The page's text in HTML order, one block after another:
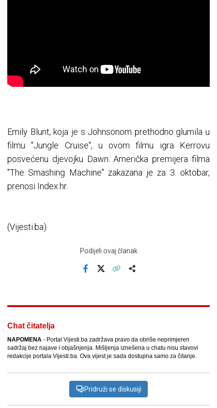
Emily Blunt, koja je s Johnsonom prethodno glumila u
filmu "Jungle Cruise", u ovom filmu igra Kerrovu
posvećenu djevojku Dawn. Američka premijera filma
"The Smashing Machine" zakazana je za 3. oktobar,
prenosi Index.hr.
(Vijesti.ba)
Podijeli ovaj članak
Chat čitatelja
NAPOMENA - Portal Vijesti.ba zadržava pravo da obriše neprimjeren
sadržaj bez najave i objašnjenja. Mišljenja iznešena u chatu nisu stavovi
redakcije portala Vijesti.ba. Ova vijest je sada dostupna samo za čitanje.
Pridruži se diskusiji